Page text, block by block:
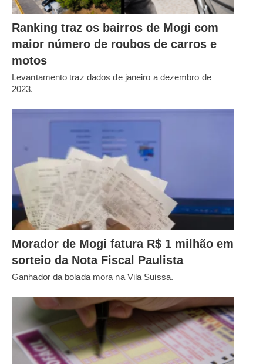
Ranking traz os bairros de Mogi com
maior número de roubos de carros e
motos
Levantamento traz dados de janeiro a dezembro de
2023.
Morador de Mogi fatura R$ 1 milhão em
sorteio da Nota Fiscal Paulista
Ganhador da bolada mora na Vila Suissa.